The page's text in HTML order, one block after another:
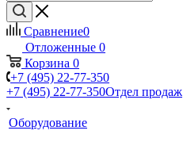
Сравнение0
Отложенные 0
Корзина 0
+7 (495) 22-77-350
+7 (495) 22-77-350Отдел продаж
Оборудование